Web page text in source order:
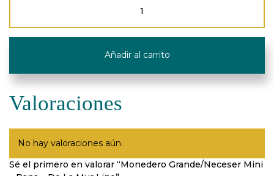
-
La
Mur
Line
Añadir al carrito
Valoraciones
No hay valoraciones aún.
Sé el primero en valorar “Monedero Grande/Neceser Mini